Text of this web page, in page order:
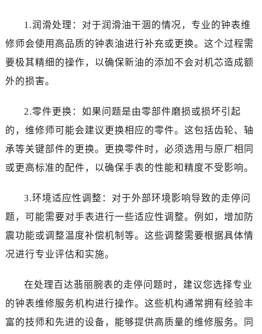
1.润滑处理：对于润滑油干涸的情况，专业的钟表维
修师会使用高品质的钟表油进行补充或更换。这个过程需
要极其精细的操作，以确保新油的添加不会对机芯造成额
外的损害。
2.零件更换：如果问题是由零部件磨损或损坏引起
的，维修师可能会建议更换相应的零件。这包括齿轮、轴
承等关键部件的更换。更换零件时，必须选用与原厂相同
或更高标准的配件，以确保手表的性能和精度不受影响。
3.环境适应性调整：对于外部环境影响导致的走停问
题，可能需要对手表进行一些适应性调整。例如，增加防
震功能或调整温度补偿机制等。这些调整需要根据具体情
况进行专业评估和实施。
在处理百达翡丽腕表的走停问题时，建议您选择专业
的钟表维修服务机构进行操作。这些机构通常拥有经验丰
富的技师和先进的设备，能够提供高质量的维修服务。同